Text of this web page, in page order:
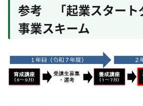
参考 「起業スタート
事業スキーム